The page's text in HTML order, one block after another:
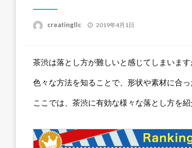
creatingllc
投
2019年4月1日
茶渋は落とし方が難しいと感じてしまいま
色々な方法を知ることで、形状や素材に合
ここでは、茶渋に有効な様々な落とし方を